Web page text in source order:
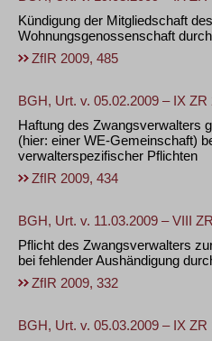
Kündigung der Mitgliedschaft
Wohnungsgenossenschaft
ZfIR 2009, 485
BGH, Urt. v. 05.02.2009 – IX ZR
Haftung des Zwangsverwalters
(hier: einer WE-Gemeinschaft)
verwalterspezifischer Pflichten
ZfIR 2009, 434
BGH, Urt. v. 11.03.2009 – VIII
Pflicht des Zwangsverwalters
bei fehlender Aushändigung
ZfIR 2009, 332
BGH, Urt. v. 05.03.2009 – IX ZR